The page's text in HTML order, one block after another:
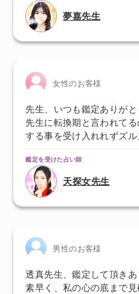
夢嘉先生
女性のお客様
先生、いつも鑑定ありがと
先生に転換期と言われて
する事を受け入れれずズ
鑑定を受けた占い師
天探女先生
男性のお客様
透真先生、鑑定して頂きあ
素早く、私の心の底まで